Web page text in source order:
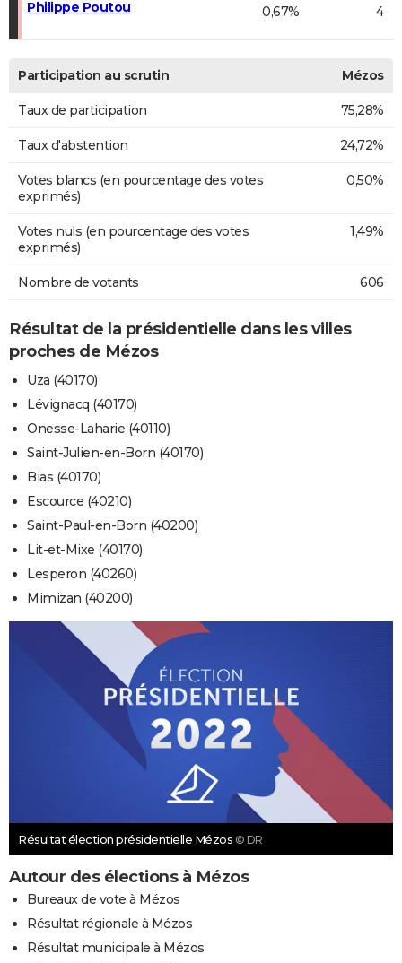
Philippe Poutou 0,67% 4
Participation au scrutin Mézos
Taux de participation 75,28%
Taux d'abstention 24,72%
Votes blancs (en pourcentage des votes
exprimés)
0,50%
Votes nuls (en pourcentage des votes
exprimés)
1,49%
Nombre de votants 606
Résultat de la présidentielle dans les villes
proches de Mézos
Uza (40170)
Lévignacq (40170)
Onesse-Laharie (40110)
Saint-Julien-en-Born (40170)
Bias (40170)
Escource (40210)
Saint-Paul-en-Born (40200)
Lit-et-Mixe (40170)
Lesperon (40260)
Mimizan (40200)
Résultat élection présidentielle Mézos © DR
Autour des élections à Mézos
Bureaux de vote à Mézos
Résultat régionale à Mézos
Résultat municipale à Mézos